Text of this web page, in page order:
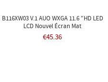
B116XW03 V.1 AUO WXGA 11.6 "HD LED
LCD Nouvel Écran Mat
€45.36